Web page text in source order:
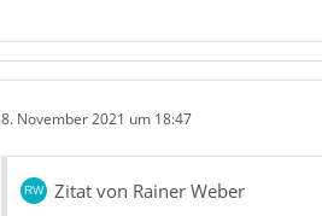
8. November 2021 um 18:47
Zitat von Rainer Weber